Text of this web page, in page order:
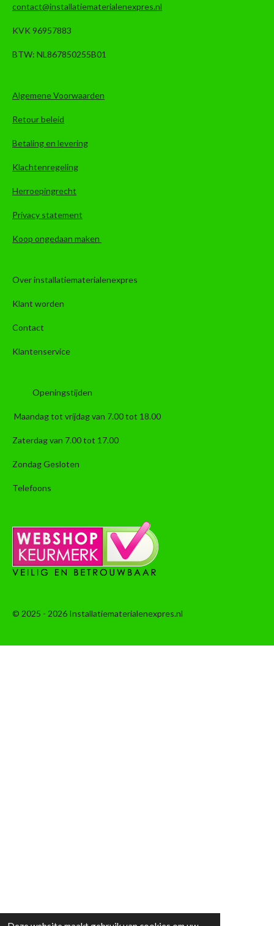
contact@installatiematerialenexpres.nl
KVK 96957883
BTW: NL867850255B01
Algemene Voorwaarden
Retour beleid
Betaling en levering
Klachtenregeling
Herroepingrecht
Privacy statement
Koop ongedaan maken
Over installatiematerialenexpres
Klant worden
Contact
Klantenservice
Openingstijden
Maandag tot vrijdag van 7.00 tot 18.00
Zaterdag van 7.00 tot 17.00
Zondag Gesloten
Telefoons
© 2025 - 2026 Installatiematerialenexpres.nl